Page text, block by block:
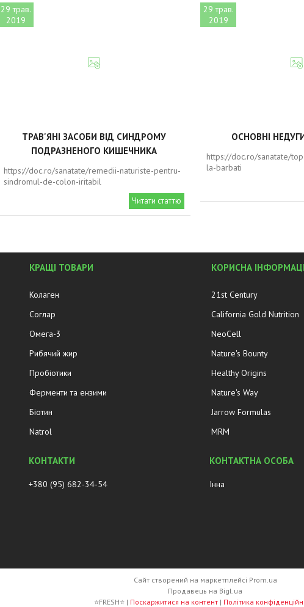
29 трав.
2019
ТРАВ'ЯНІ ЗАСОБИ ВІД СИНДРОМУ
ПОДРАЗНЕНОГО КИШЕЧНИКА
https://doc.ro/sanatate/remedii-naturiste-pentru-
sindromul-de-colon-iritabil
Читати статтю
29 трав.
2019
ОСНОВНІ
https://doc.ro/sanatate/
la-barbati
КРАЩІ ТОВАРИ
Колаген
Соглар
Омега-3
Рибячий жир
Пробіотики
Ферменти та ензими
Біотин
Natrol
КОРИСНА
21st Century
California Gold Nutrition
NeoCell
Nature's Bounty
Healthy Origins
Nature's Way
Jarrow Formulas
MRM
+380 (95) 682-34-54 Інна
Сайт створений на маркетплейсі Prom.ua
Продавець на Bigl.ua
⭐FRESH⭐ | Поскаржитися на контент | Політика